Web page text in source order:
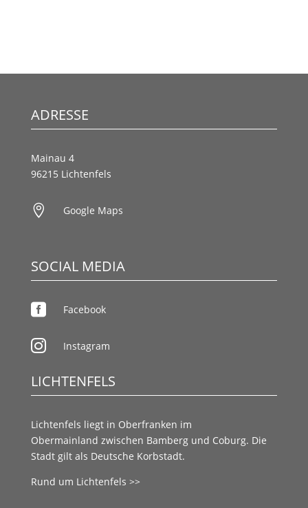
ADRESSE
Mainau 4
96215 Lichtenfels
 Google Maps
SOCIAL MEDIA
 Facebook
 Instagram
LICHTENFELS
Lichtenfels liegt in Oberfranken im
Obermainland zwischen Bambergund Coburg. Die
Stadt gilt als Deutsche Korbstadt.
Rund um Lichtenfels >>